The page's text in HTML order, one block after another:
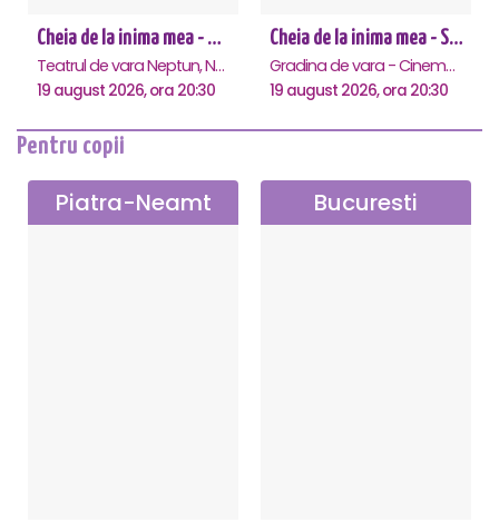
Cheia de la inima mea - Neptun
Teatrul de vara Neptun, Neptun
19 august 2026, ora 20:30
Cheia de la inima mea - Saturn
Gradina de vara - Cinema Saturn, Saturn
19 august 2026, ora 20:30
Pentru copii
Piatra-Neamt Bucuresti